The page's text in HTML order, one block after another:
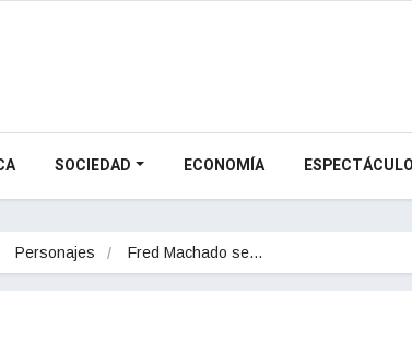
SOCIEDAD ECONOMÍA
Personajes Fred Machado se…